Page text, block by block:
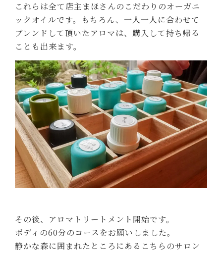
これらは全て店主まほさんのこだわりのオーガニ
ックオイルです。もちろん、一人一人に合わせて
ブレンドして頂いたアロマは、購入して持ち帰る
ことも出来ます。
その後、アロマトリートメント開始です。
ボディの60分のコースをお願いしました。
静かな森に囲まれたところにあるこちらのサロン